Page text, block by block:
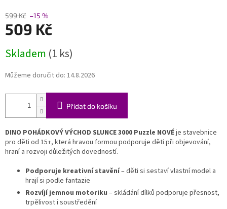
599 Kč –15 %
509 Kč
cena:
Skladem (1 ks)
Můžeme doručit do: 14.8.2026
Přidat do košíku
DINO POHÁDKOVÝ VÝCHOD SLUNCE 3000 Puzzle NOVÉje stavebnice
pro děti od 15+, která hravou formou podporuje děti při objevování,
hraní a rozvoji důležitých dovedností.
Podporuje kreativní stavění– děti si sestaví vlastní model a
hrají si podle fantazie
Rozvíjí jemnou motoriku – skládání dílků podporuje přesnost,
trpělivost i soustředění